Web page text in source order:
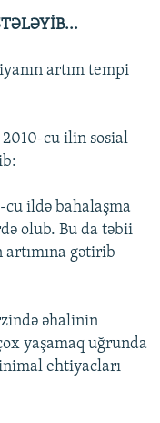
artım tempi
2010-cu ilin sosial
cu ildə bahalaşma
olub. Bu da təbii
gətirib
əhalinin
yaşamaq uğrunda
ehtiyacları